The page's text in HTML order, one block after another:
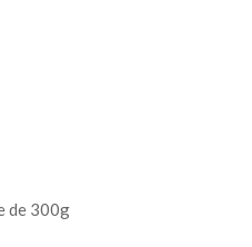
de 300g